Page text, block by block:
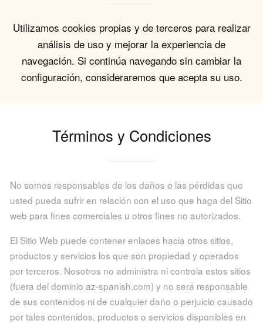
Utilizamos cookies propias y de terceros para realizar
análisis de uso y mejorar la experiencia de
navegación. Si continúa navegando sin cambiar la
configuración, consideraremos que acepta su uso.
Términos y Condiciones
No somos responsables de los daños o las pérdidas que
usted pueda sufrir en relación con el uso que haga del Sitio
web para fines comerciales u otros fines no autorizados.
El Sitio Web puede contener enlaces hacia otros sitios,
productos y servicios los que son propiedad y operados
por terceros. Nosotros no administra ni controla estos sitios
(fuera del dominio az-spanish.com) y no será responsable
de sus contenidos ni de cualquier daño o perjuicio causado
por tales contenidos, productos o servicios disponibles en